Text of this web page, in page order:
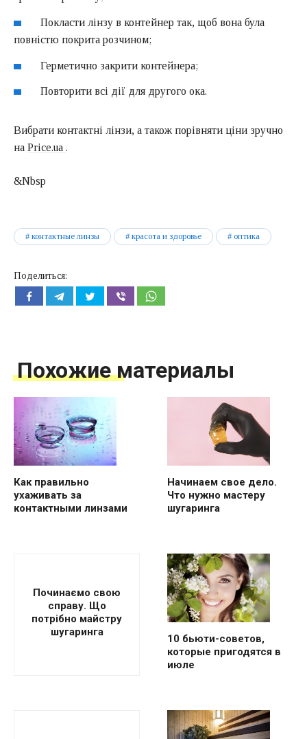
Покласти лінзу в контейнер так, щоб вона була
повністю покрита розчином;
Герметично закрити контейнера;
Повторити всі дії для другого ока.
Вибрати контактні лінзи, а також порівняти ціни зручно
на Price.ua .
&Nbsp
контактные линзы красота и здоровье оптика
Поделиться:
Похожие материалы
Как правильно
ухаживать за
контактными линзами
Начинаем свое дело.
Что нужно мастеру
шугаринга
Починаємо свою
справу. Що
потрібно майстру
шугаринга
10 бьюти-советов,
которые пригодятся в
июле